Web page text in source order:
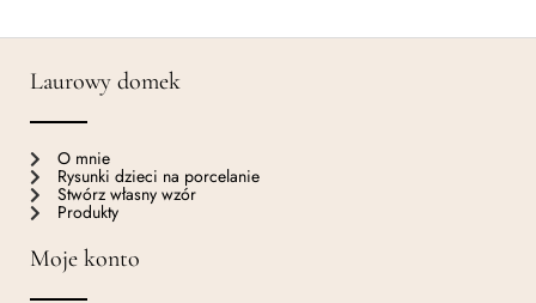
Laurowy domek
O mnie
Rysunki dzieci na porcelanie
Stwórz własny wzór
Produkty
Moje konto